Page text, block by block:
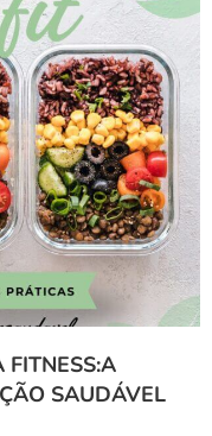
SAUDÁVEL